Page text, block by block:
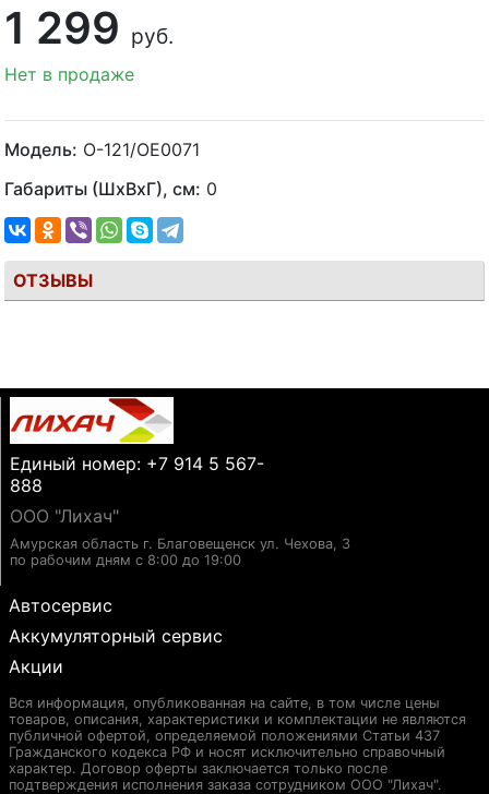
1 299 руб.
Нет в продаже
Модель: О-121/OE0071
Габариты (ШхВхГ), см: 0
ОТЗЫВЫ
Единый номер: +7 914 5 567-
888
ООО "Лихач"
Амурская область г. Благовещенск ул. Чехова, 3
по рабочим дням с 8:00 до 19:00
Автосервис
Аккумуляторный сервис
Акции
Вся информация, опубликованная на сайте, в том числе цены
товаров, описания, характеристики и комплектации не являются
публичной офертой, определяемой положениями Статьи 437
Гражданского кодекса РФ и носят исключительно справочный
характер. Договор оферты заключается только после
подтверждения исполнения заказа сотрудником ООО "Лихач".